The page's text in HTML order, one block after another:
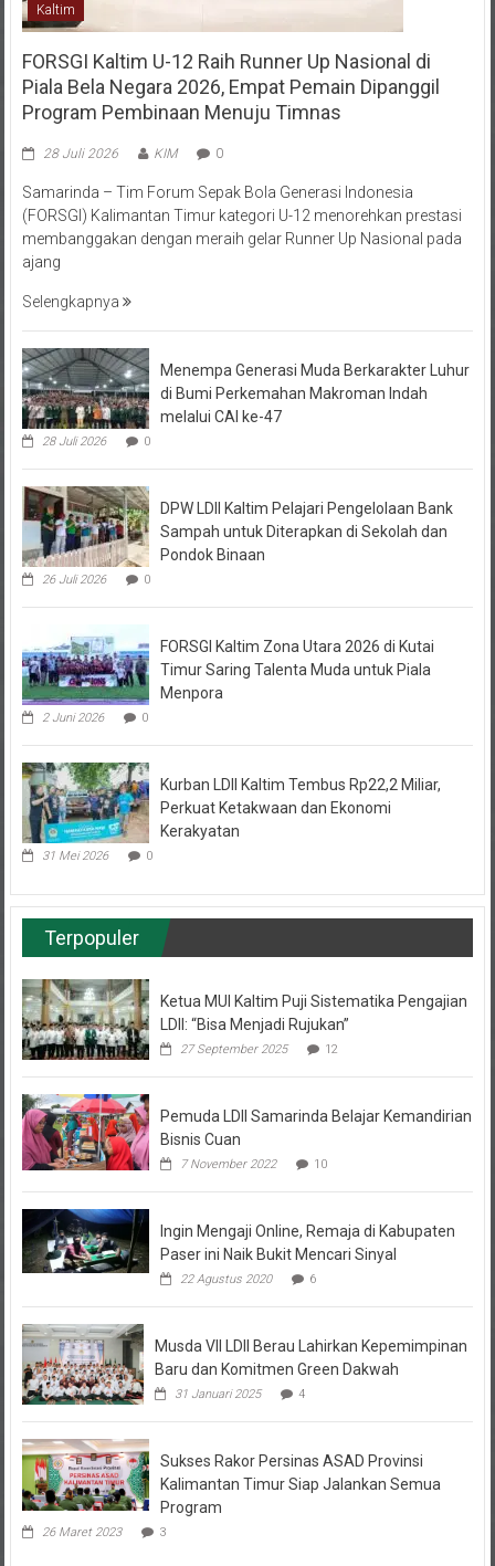
Kaltim
FORSGI Kaltim U-12 Raih Runner Up Nasional di
Piala Bela Negara 2026, Empat Pemain Dipanggil
Program Pembinaan Menuju Timnas
28 Juli 2026 KIM 0
Samarinda – Tim Forum Sepak Bola Generasi Indonesia
(FORSGI) Kalimantan Timur kategori U-12 menorehkan prestasi
membanggakan dengan meraih gelar Runner Up Nasional pada
ajang
Selengkapnya
Menempa Generasi Muda Berkarakter Luhur
di Bumi Perkemahan Makroman Indah
melalui CAI ke-47
28 Juli 2026 0
DPW LDII Kaltim Pelajari Pengelolaan Bank
Sampah untuk Diterapkan di Sekolah dan
Pondok Binaan
26 Juli 2026 0
FORSGI Kaltim Zona Utara 2026 di Kutai
Timur Saring Talenta Muda untuk Piala
Menpora
2 Juni 2026 0
Kurban LDII Kaltim Tembus Rp22,2 Miliar,
Perkuat Ketakwaan dan Ekonomi
Kerakyatan
31 Mei 2026 0
Terpopuler
Ketua MUI Kaltim Puji Sistematika Pengajian
LDII: “Bisa Menjadi Rujukan”
27 September 2025 12
Pemuda LDII Samarinda Belajar Kemandirian
Bisnis Cuan
7 November 2022 10
Ingin Mengaji Online, Remaja di Kabupaten
Paser ini Naik Bukit Mencari Sinyal
22 Agustus 2020 6
Musda VII LDII Berau Lahirkan Kepemimpinan
Baru dan Komitmen Green Dakwah
31 Januari 2025 4
Sukses Rakor Persinas ASAD Provinsi
Kalimantan Timur Siap Jalankan Semua
Program
26 Maret 2023 3